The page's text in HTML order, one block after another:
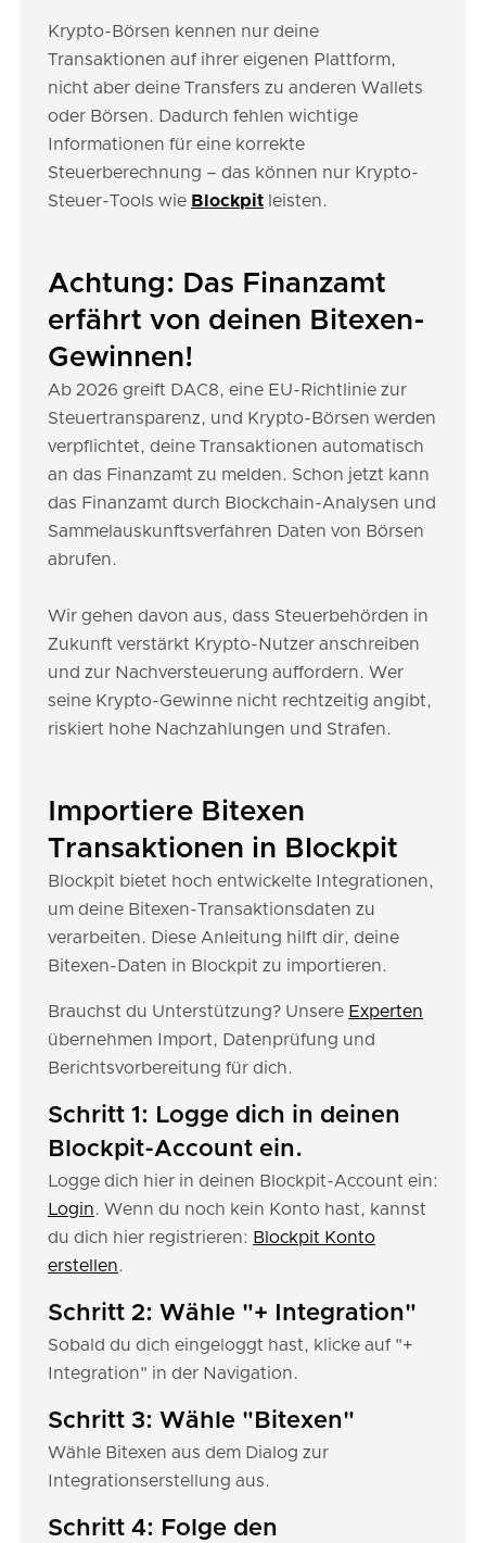
Krypto-Börsen kennen nur deine
Transaktionen auf ihrer eigenen Plattform,
nicht aber deine Transfers zu anderen Wallets
oder Börsen. Dadurch fehlen wichtige
Informationen für eine korrekte
Steuerberechnung – das können nur Krypto-
Steuer-Tools wie Blockpit leisten.
Achtung: Das Finanzamt
erfährt von deinen Bitexen-
Gewinnen!
Ab 2026 greift DAC8, eine EU-Richtlinie zur
Steuertransparenz, und Krypto-Börsen werden
verpflichtet, deine Transaktionen automatisch
an das Finanzamt zu melden. Schon jetzt kann
das Finanzamt durch Blockchain-Analysen und
Sammelauskunftsverfahren Daten von Börsen
abrufen.
Wir gehen davon aus, dass Steuerbehörden in
Zukunft verstärkt Krypto-Nutzer anschreiben
und zur Nachversteuerung auffordern. Wer
seine Krypto-Gewinne nicht rechtzeitig angibt,
riskiert hohe Nachzahlungen und Strafen.
Importiere Bitexen
Transaktionen in Blockpit
Blockpit bietet hoch entwickelte Integrationen,
um deine Bitexen-Transaktionsdaten zu
verarbeiten. Diese Anleitung hilft dir, deine
Bitexen-Daten in Blockpit zu importieren.
Brauchst du Unterstützung? Unsere Experten
übernehmen Import, Datenprüfung und
Berichtsvorbereitung für dich.
Schritt 1: Logge dich in deinen
Blockpit-Account ein.
Logge dich hier in deinen Blockpit-Account ein:
Login. Wenn du noch kein Konto hast, kannst
du dich hier registrieren: Blockpit Konto
erstellen.
Schritt 2: Wähle "+ Integration"
Sobald du dich eingeloggt hast, klicke auf "+
Integration" in der Navigation.
Schritt 3: Wähle "Bitexen"
Wähle Bitexen aus dem Dialog zur
Integrationserstellung aus.
Schritt 4: Folge den